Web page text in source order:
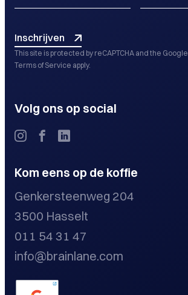
Inschrijven
This site is protected by reCAPTCHA and the Google
Terms of Service apply.
Volg ons op social
Kom eens op de koffie
Genkersteenweg 204
3500 Hasselt
011 54 31 47
info@brainlane.com